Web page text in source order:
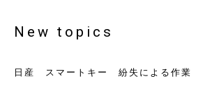
New topics
日産 スマートキー 紛失による作業